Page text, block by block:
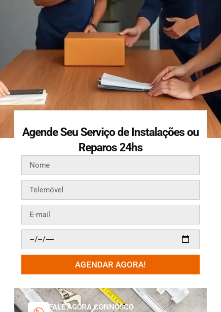
Agende Seu Serviço de Instalações ou
Reparos 24hs
AGENDAR AGORA!
FALE AGORA CONNOSCO